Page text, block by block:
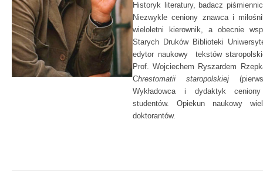
Historyk literatury, badacz
Niezwykle ceniony znawca i
wieloletni kierownik, a obecnie
Starych Druków Biblioteki
edytor naukowy tekstów
Prof. Wojciechem Ryszardem
Chrestomatii staropolskiej
Wykładowca i dydaktyk
studentów. Opiekun naukowy
doktorantów.